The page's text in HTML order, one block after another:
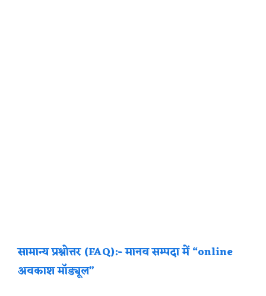
सामान्य प्रश्नोत्तर (FAQ):- मानव सम्पदा में “online
अवकाश मॉड्यूल”